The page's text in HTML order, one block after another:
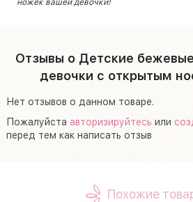
Отзывы о Детские
девочки с открытым
Нет отзывов о данном товаре.
Пожалуйста авторизируйтесь или
перед тем как написать отзыв
Похожие